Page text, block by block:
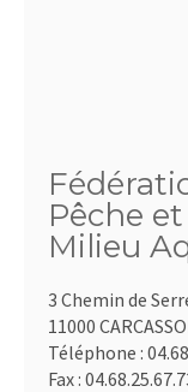
Pêche
Milieu
3 Chemin de
11000
Téléphone :
Fax :